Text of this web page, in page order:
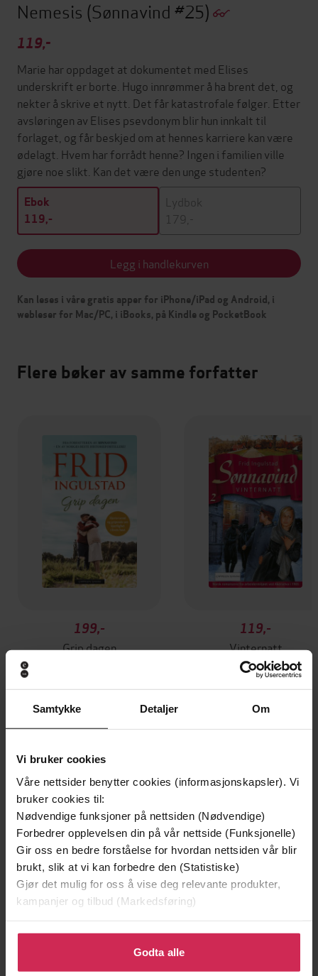
Samtykke Detaljer Om
Vi bruker cookies
Våre nettsider benytter cookies (informasjonskapsler). Vi
bruker cookies til:
Nødvendige funksjoner på nettsiden (Nødvendige)
Forbedrer opplevelsen din på vår nettside (Funksjonelle)
Gir oss en bedre forståelse for hvordan nettsiden vår blir
brukt, slik at vi kan forbedre den (Statistiske)
Gjør det mulig for oss å vise deg relevante produkter,
kampanjer og tilbud (Markedsføring)
Klikk på «Godta alle» for å gi oss ditt samtykke til å
bruke cookies for alle disse formålene. Du kan også
tilpasse ditt samtykke til spesifikke formål ved å klikke
Godta alle
Nemesis (Sønnavind #25)
119,-
Marie har oppdaget at dokumentet med Elises
underskrift er borte. Hugo innrømmer å ha brent det, og
nekter å skrive et nytt. Det får katastrofale følger. Etter
avsløringen av Elises psevdonym blir hun innkalt til
forlaget, og får beskjed om at hennes karriere kan være
ødelagt. Hvem har forrådt henne? Ingen i familien ville
gjøre noe slikt. Kan det være den unge studenten?
Ebok
119,-
Lydbok
179,-
Legg i handlekurven
Kan leses i våre gratis apper for iPhone/iPad og Android, i
webleser for Mac/PC, i iBooks, på Kindle og PocketBook
Flere bøker av samme forfatter
199,-
Grip dagen
119,-
Vinternatt
Frid Ingulstad
EBOK
Andre har også kjøpt